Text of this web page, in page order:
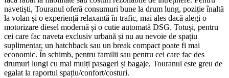
navetiști, Touranul oferă consumuri bune la drum lung, poziție înaltă
la volan și o experiență relaxantă în trafic, mai ales dacă alegi o
motorizare diesel modernă și o cutie automată DSG. Totuși, pentru
cei care fac naveta exclusiv urbană și nu au nevoie de spațiu
suplimentar, un hatchback sau un break compact poate fi mai
economic. În schimb, pentru familii sau pentru cei care fac des
drumuri lungi cu mai mulți pasageri și bagaje, Touranul este greu de
egalat la raportul spațiu/confort/costuri.